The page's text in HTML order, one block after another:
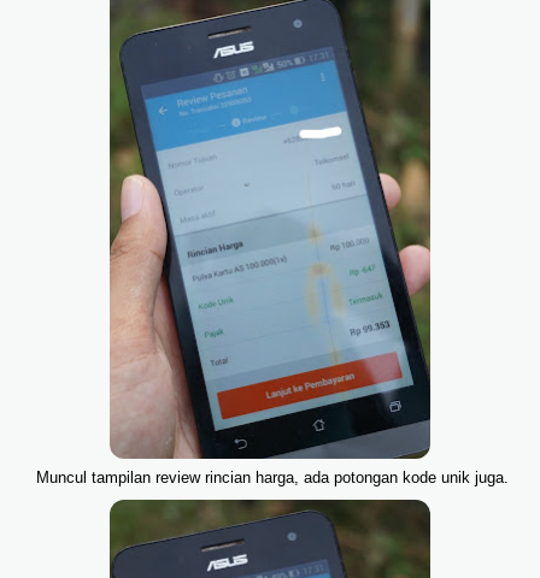
Muncul tampilan review rincian harga, ada potongan kode unik juga.